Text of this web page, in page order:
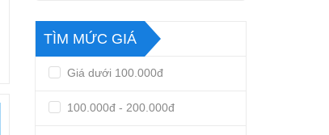
TÌM MỨC GIÁ
Giá dưới 100.000đ
100.000đ - 200.000đ